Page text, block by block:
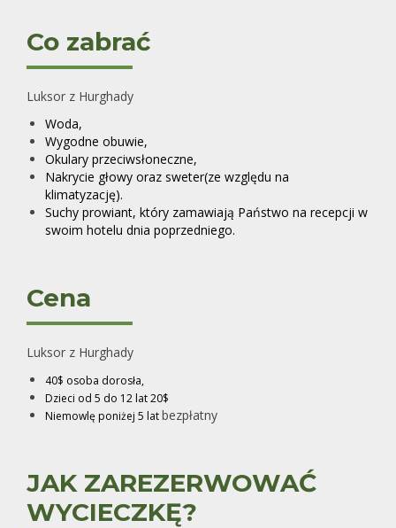
Co zabrać
Luksor z Hurghady
Woda,
Wygodne obuwie,
Okulary przeciwsłoneczne,
Nakrycie głowy oraz sweter(ze względu na
klimatyzację).
Suchy prowiant, który zamawiają Państwo na recepcji w
swoim hotelu dnia poprzedniego.
Cena
Luksor z Hurghady
40$ osoba dorosła,
Dzieci od 5 do 12 lat 20$
Niemowlę poniżej 5 latbezpłatny
JAK ZAREZERWOWAĆ
WYCIECZKĘ?